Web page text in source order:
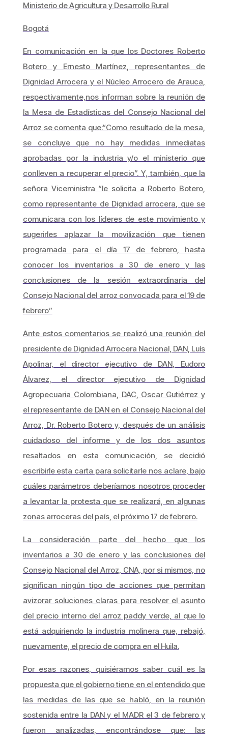
Ministerio de Agricultura y Desarrollo Rural
Bogotá
En comunicación en la que los Doctores Roberto
Botero y Ernesto Martínez, representantes de
Dignidad Arrocera y el Núcleo Arrocero de Arauca,
respectivamente,nos informan sobre la reunión de
la Mesa de Estadísticas del Consejo Nacional del
Arroz se comenta que:“Como resultado de la mesa,
se concluye que no hay medidas inmediatas
aprobadas por la industria y/o el ministerio que
conlleven a recuperar el precio”. Y, también, que la
señora Viceministra “le solicita a Roberto Botero,
como representante de Dignidad arrocera, que se
comunicara con los líderes de este movimiento y
sugerirles aplazar la movilización que tienen
programada para el día 17 de febrero, hasta
conocer los inventarios a 30 de enero y las
conclusiones de la sesión extraordinaria del
Consejo Nacional del arroz convocada para el 19 de
febrero”
Ante estos comentarios se realizó una reunión del
presidente de Dignidad Arrocera Nacional, DAN, Luís
Apolinar, el director ejecutivo de DAN, Eudoro
Álvarez, el director ejecutivo de Dignidad
Agropecuaria Colombiana, DAC, Oscar Gutiérrez y
el representante de DAN en el Consejo Nacional del
Arroz, Dr. Roberto Botero y, después de un análisis
cuidadoso del informe y de los dos asuntos
resaltados en esta comunicación, se decidió
escribirle esta carta para solicitarle nos aclare, bajo
cuáles parámetros deberíamos nosotros proceder
a levantar la protesta que se realizará, en algunas
zonas arroceras del país, el próximo 17 de febrero.
La consideración parte del hecho que los
inventarios a 30 de enero y las conclusiones del
Consejo Nacional del Arroz, CNA, por si mismos, no
significan ningún tipo de acciones que permitan
avizorar soluciones claras para resolver el asunto
del precio interno del arroz paddy verde, al que lo
está adquiriendo la industria molinera que, rebajó,
nuevamente, el precio de compra en el Huila.
Por esas razones, quisiéramos saber cuál es la
propuesta que el gobierno tiene en el entendido que
las medidas de las que se habló, en la reunión
sostenida entre la DAN y el MADR el 3 de febrero y
fueron analizadas, encontrándose que: las